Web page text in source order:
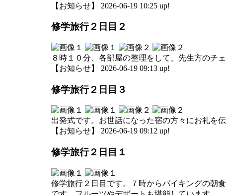
【お知らせ】 2026-06-19 10:25 up!
修学旅行２日目２
８時１０分、各部屋の整理をして、先生方のチ
【お知らせ】 2026-06-19 09:13 up!
修学旅行２日目３
出発式です。お世話になった宿の方々にお礼を
【お知らせ】 2026-06-19 09:12 up!
修学旅行２日目１
修学旅行２日目です。７時からバイキングの朝